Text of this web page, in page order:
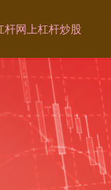
杆网上杠杆炒股